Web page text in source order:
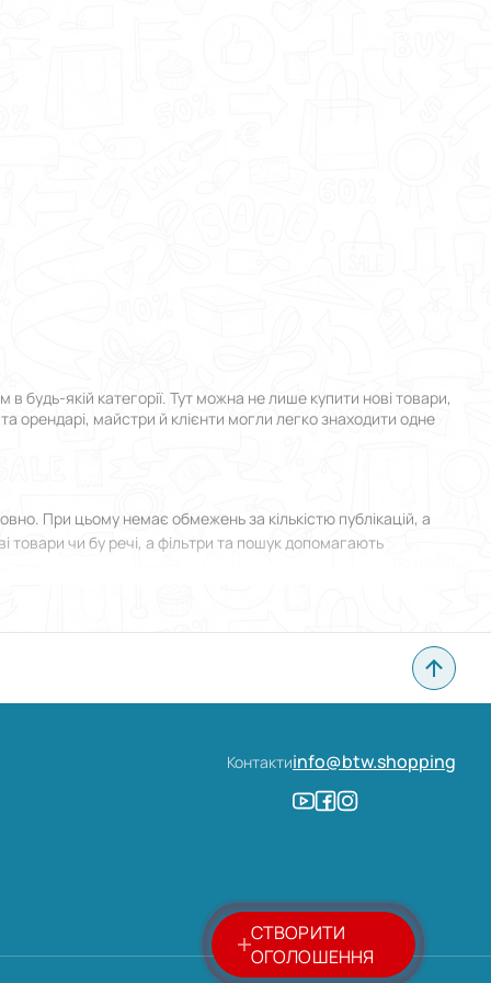
СТВОРИТИ
ОГОЛОШЕННЯ
якій категорії. Тут можна не лише купити нові товари,
орендарі, майстри й клієнти могли легко знаходити одне
При цьому немає обмежень за кількістю публікацій, а
товари чи бу речі, а фільтри та пошук допомагають
й прикріпити фотографії. Все зроблено
Контактиinfo@btw.shopping